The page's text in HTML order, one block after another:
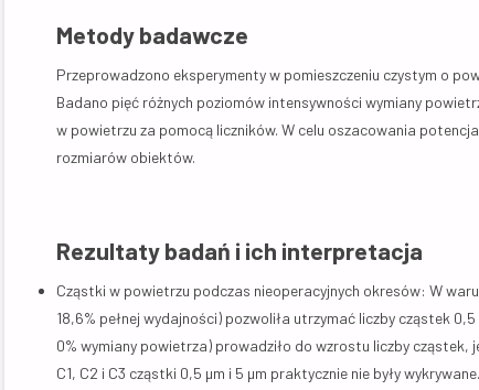
Metody badawcze
Przeprowadzono eksperymenty w pomieszczeniu czystym o
Badano pięć różnych poziomów intensywności wymiany
w powietrzu za pomocą liczników. W celu oszacowania
rozmiarów obiektów.
Rezultaty badań i ich interpretacja
Cząstki w powietrzu podczas nieoperacyjnych okresów: W
18,6% pełnej wydajności) pozwoliła utrzymać liczby cząstek
0% wymiany powietrza) prowadziło do wzrostu liczby cząstek,
C1, C2 i C3 cząstki 0,5 µm i 5 µm praktycznie nie były